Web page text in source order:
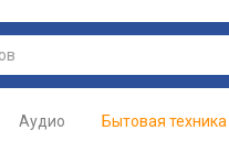
Аудио Бытовая техника